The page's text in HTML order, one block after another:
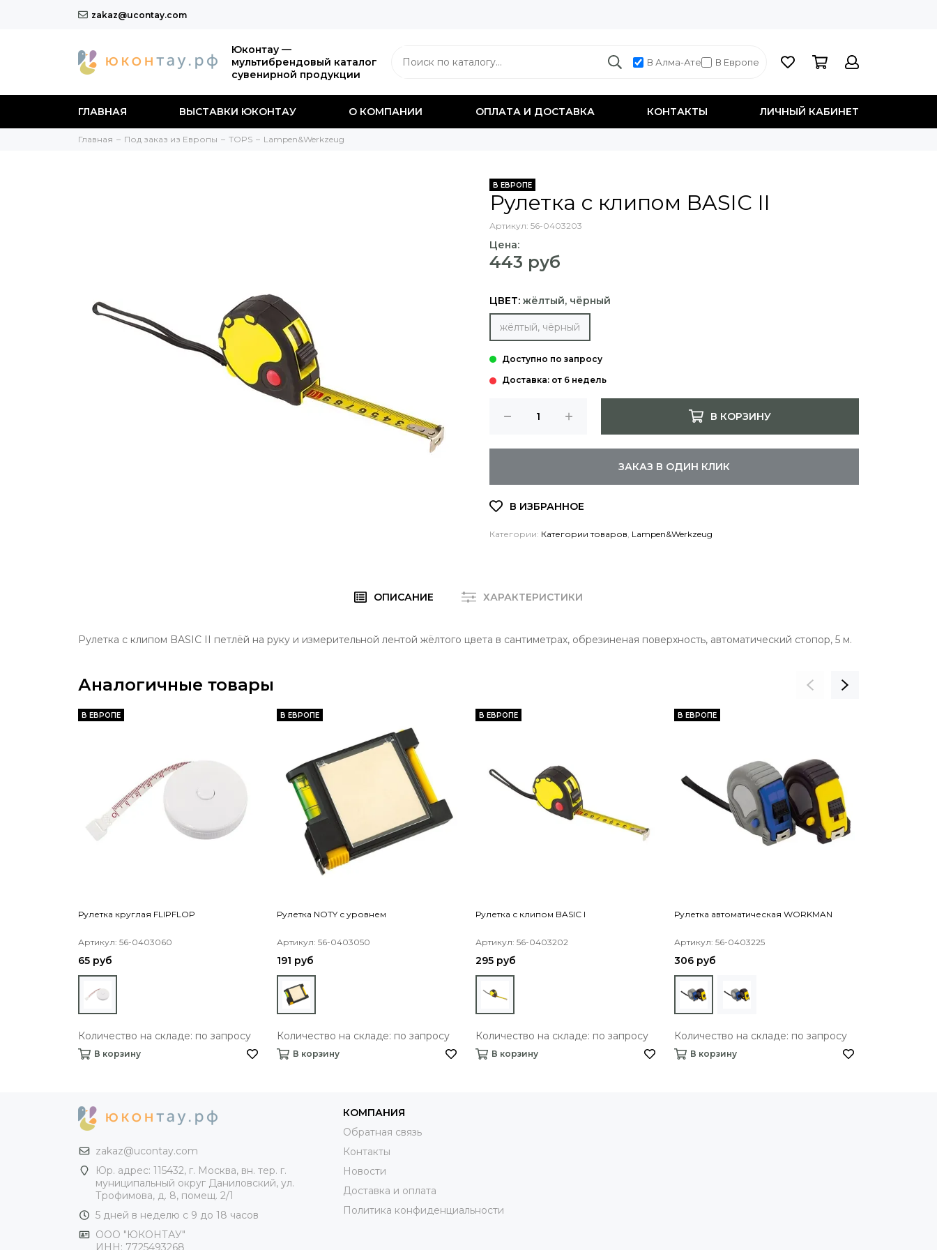
zakaz@ucontay.com
Юконтау —
мультибрендовый каталог
сувенирной продукции
В Алма-Ате В Европе
ГЛАВНАЯ ВЫСТАВКИ ЮКОНТАУ О КОМПАНИИ ОПЛАТА И ДОСТАВКА КОНТАКТЫ ЛИЧНЫЙ КАБИНЕТ
Главная Под заказ из Европы TOPS Lampen&Werkzeug
В ЕВРОПЕ
Рулетка с клипом BASIC II
Артикул: 56-0403203
Цена:
443 руб
ЦВЕТ: жёлтый, чёрный
жёлтый, чёрный
Доставка: от 6 недель
В КОРЗИНУ
ЗАКАЗ В ОДИН КЛИК
Категории: Категории товаров Lampen&Werkzeug
ОПИСАНИЕ ХАРАКТЕРИСТИКИ
Рулетка с клипом BASIC II петлёй на руку и измерительной лентой жёлтого цвета в сантиметрах, обрезиненая поверхность, автоматический стопор, 5 м.
Аналогичные товары
В ЕВРОПЕ
Рулетка круглая FLIPFLOP
Артикул: 56-0403060
65 руб
Количество на складе: по запросу
В корзину
В ЕВРОПЕ
Рулетка NOTY с уровнем
Артикул: 56-0403050
191 руб
Количество на складе: по запросу
В корзину
В ЕВРОПЕ
Рулетка с клипом BASIC I
Артикул: 56-0403202
295 руб
Количество на складе: по запросу
В корзину
В ЕВРОПЕ
Рулетка автоматическая WORKMAN
Артикул: 56-0403225
306 руб
Количество на складе: по запросу
В корзину
zakaz@ucontay.com
Юр. адрес: 115432, г. Москва, вн. тер. г.
муниципальный округ Даниловский, ул.
Трофимова, д. 8, помещ. 2/1
5 дней в неделю с 9 до 18 часов
ООО "ЮКОНТАУ"
ИНН: 7725493268
КОМПАНИЯ
Обратная связь
Контакты
Новости
Доставка и оплата
Политика конфиденциальности